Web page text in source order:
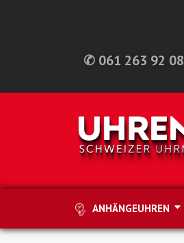
✆ 061 263 92 08
ANHÄNGEUHREN